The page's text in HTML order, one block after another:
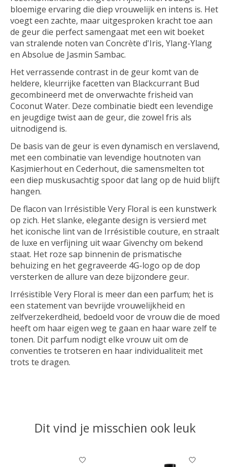
bloemige ervaring die diep vrouwelijk en intens is. Het
voegt een zachte, maar uitgesproken kracht toe aan
de geur die perfect samengaat met een wit boeket
van stralende noten van Concrète d'Iris, Ylang-Ylang
en Absolue de Jasmin Sambac.
Het verrassende contrast in de geur komt van de
heldere, kleurrijke facetten van Blackcurrant Bud
gecombineerd met de onverwachte frisheid van
Coconut Water. Deze combinatie biedt een levendige
en jeugdige twist aan de geur, die zowel fris als
uitnodigend is.
De basis van de geur is even dynamisch en verslavend,
met een combinatie van levendige houtnoten van
Kasjmierhout en Cederhout, die samensmelten tot
een diep muskusachtig spoor dat lang op de huid blijft
hangen.
De flacon van Irrésistible Very Floral is een kunstwerk
op zich. Het slanke, elegante design is versierd met
het iconische lint van de Irrésistible couture, en straalt
de luxe en verfijning uit waar Givenchy om bekend
staat. Het roze sap binnenin de prismatische
behuizing en het gegraveerde 4G-logo op de dop
versterken de allure van deze bijzondere geur.
Irrésistible Very Floral is meer dan een parfum; het is
een statement van bevrijde vrouwelijkheid en
zelfverzekerdheid, bedoeld voor de vrouw die de moed
heeft om haar eigen weg te gaan en haar ware zelf te
tonen. Dit parfum nodigt elke vrouw uit om de
conventies te trotseren en haar individualiteit met
trots te dragen.
Dit vind je misschien ook leuk
Items van productcarrousel